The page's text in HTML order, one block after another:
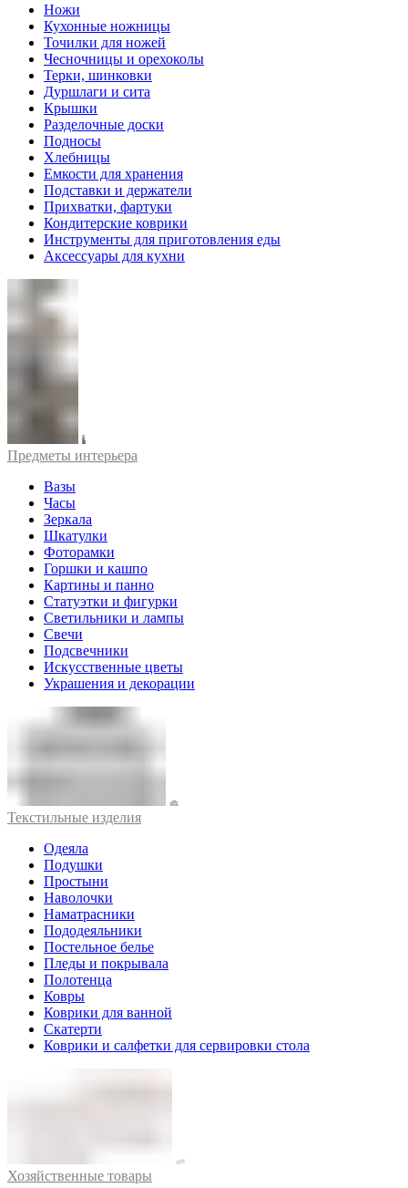
Ножи
Кухонные ножницы
Точилки для ножей
Чесночницы и орехоколы
Терки, шинковки
Дуршлаги и сита
Крышки
Разделочные доски
Подносы
Хлебницы
Емкости для хранения
Подставки и держатели
Прихватки, фартуки
Кондитерские коврики
Инструменты для приготовления еды
Аксессуары для кухни
Предметы интерьера
Вазы
Часы
Зеркала
Шкатулки
Фоторамки
Горшки и кашпо
Картины и панно
Статуэтки и фигурки
Светильники и лампы
Свечи
Подсвечники
Искусственные цветы
Украшения и декорации
Текстильные изделия
Одеяла
Подушки
Простыни
Наволочки
Наматрасники
Пододеяльники
Постельное белье
Пледы и покрывала
Полотенца
Ковры
Коврики для ванной
Скатерти
Коврики и салфетки для сервировки стола
Хозяйственные товары